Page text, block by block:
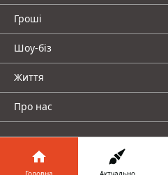
Гроші
Шоу-біз
Життя
Про нас